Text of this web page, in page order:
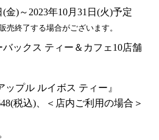
金)～2023年10月31日(火)予定
終了する場合がございます。
ックス ティー＆カフェ10店舗
プル ルイボス ティー』
税込)、＜店内ご利用の場合＞